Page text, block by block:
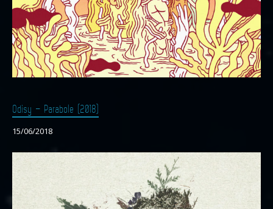
Odisy – Parabole (2018)
15/06/2018